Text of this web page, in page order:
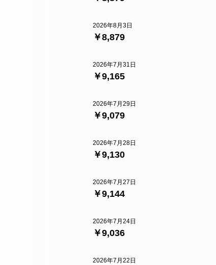
￥8,879
2026年8月3日
￥9,165
2026年7月31日
￥9,079
2026年7月29日
￥9,130
2026年7月28日
￥9,144
2026年7月27日
￥9,036
2026年7月24日
2026年7月22日